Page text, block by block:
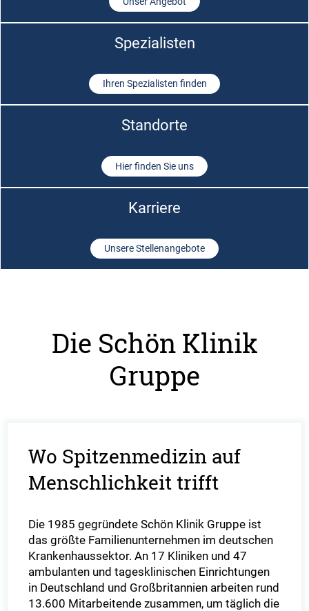
Spezialisten
Ihren Spezialisten finden
Standorte
Hier finden Sie uns
Karriere
Unsere Stellenangebote
Die Schön Klinik
Gruppe
Wo Spitzenmedizin auf
Menschlichkeit trifft
Die 1985 gegründete Schön Klinik Gruppe ist
das größte Familienunternehmen im deutschen
Krankenhaussektor. An 17 Kliniken und 47
ambulanten und tagesklinischen Einrichtungen
in Deutschland und Großbritannien arbeiten rund
13.600 Mitarbeitende zusammen, um täglich die